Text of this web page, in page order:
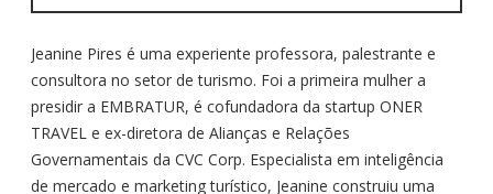
Jeanine Pires é uma experiente professora, palestrante e
consultora no setor de turismo. Foi a primeira mulher a
presidir a EMBRATUR, é cofundadora da startup ONER
TRAVEL e ex-diretora de Alianças e Relações
Governamentais da CVC Corp. Especialista em inteligência
de mercado e marketing turístico, Jeanine construiu uma